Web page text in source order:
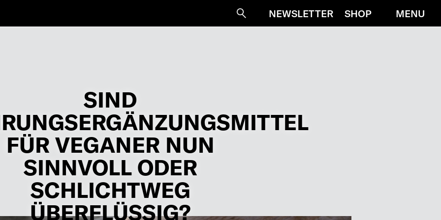
SucheNEWSLETTER SHOP MENU
SIND
FÜR VEGANER NUN
SINNVOLL ODER
SCHLICHTWEG
ÜBERFLÜSSIG?